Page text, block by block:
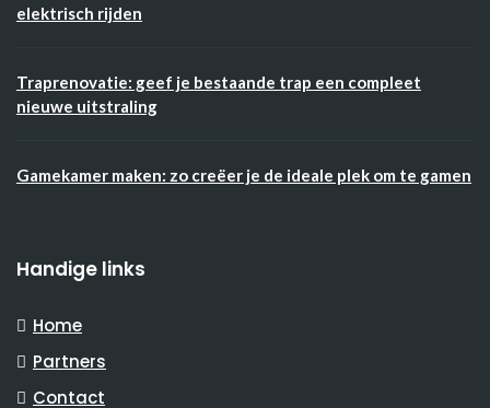
elektrisch rijden
Traprenovatie: geef je bestaande trap een compleet
nieuwe uitstraling
Gamekamer maken: zo creëer je de ideale plek om te gamen
Handige links
Home
Partners
Contact